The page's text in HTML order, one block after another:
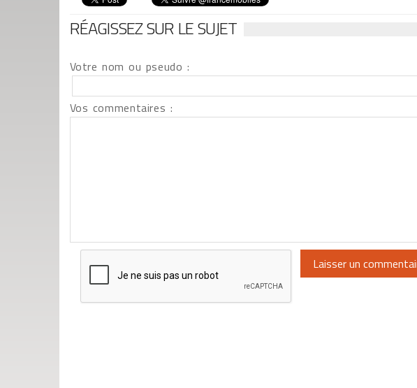
RÉAGISSEZ SUR LE SUJET
Votre nom ou pseudo :
Vos commentaires :